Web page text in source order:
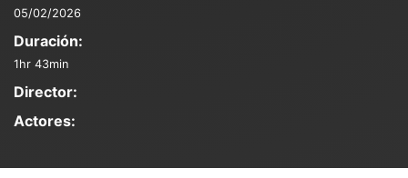
05/02/2026
Duración:
1hr 43min
Director:
Actores: